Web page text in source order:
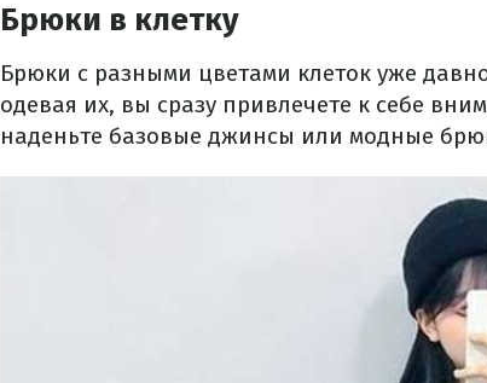
Брюки в клетку
Брюки с разными цветами клеток уже
одевая их, вы сразу привлечете к себе
наденьте базовые джинсы или модные